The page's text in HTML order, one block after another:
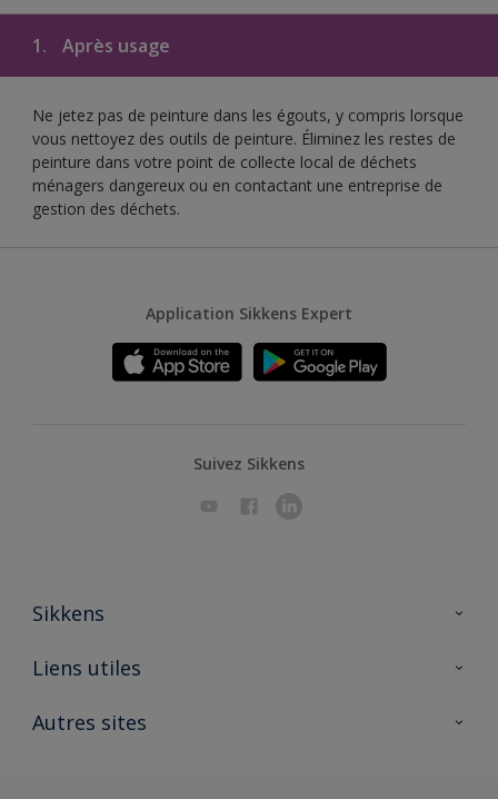
1. Après usage
Ne jetez pas de peinture dans les égouts, y compris lorsque
vous nettoyez des outils de peinture. Éliminez les restes de
peinture dans votre point de collecte local de déchets
ménagers dangereux ou en contactant une entreprise de
gestion des déchets.
Application Sikkens Expert
Suivez Sikkens
Sikkens
A propos de Sikkens
Liens utiles
Ouvrir un magasin PASS
Autres sites